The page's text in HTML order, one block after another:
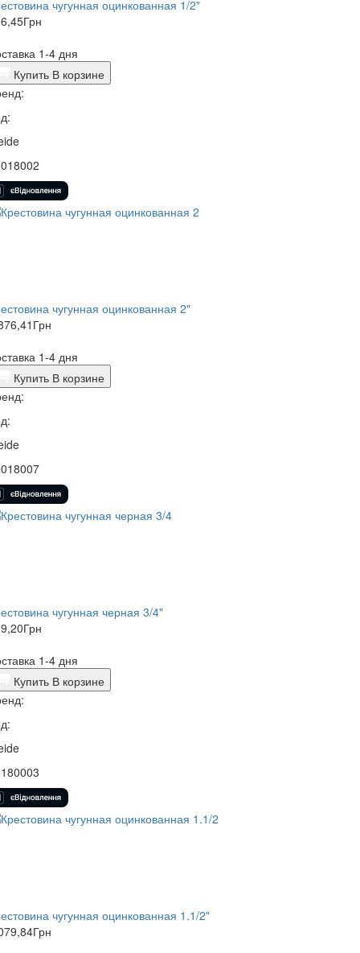
чугунная оцинкованная 1/2"
Грн
1-4 дня
Купить В корзине
чугунная оцинкованная 2"
Грн
1-4 дня
Купить В корзине
чугунная черная 3/4"
Грн
1-4 дня
Купить В корзине
чугунная оцинкованная 1.1/2"
Грн